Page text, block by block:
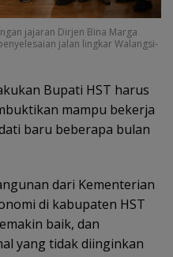
jajaran Dirjen Bina Marga
jalan lingkar Walangsi-
Bupati HST harus
mampu bekerja
baru beberapa bulan
dari Kementerian
di kabupaten HST
baik, dan
yang tidak diinginkan